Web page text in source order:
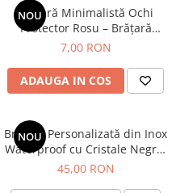
NOU
Brățară Minimalistă Ochi
Protector Rosu – Brățară
Talisman Noroc și Protecție,
Kabbalah
7,00 RON
ADAUGA IN COS
NOU
Brățară Personalizată din Inox
Waterproof cu Cristale Negre,
cu Nume Gravat
45,00 RON